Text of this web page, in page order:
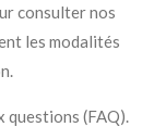
consulter nos
les modalités
questions (FAQ).